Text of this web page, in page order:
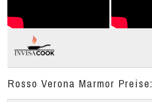
Rosso Verona Marmor Preise: